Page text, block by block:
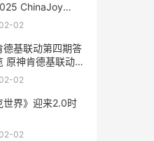
ChinaJoy
动娱乐馆 朝夕光
02
德基联动第四期答
原神肯德基联动名
02
世界》迎来2.0时
02